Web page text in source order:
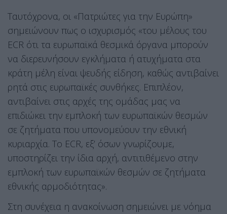
Ταυτόχρονα, οι «Πατριώτες για την Ευρώπη»
σημειώνουν πως ο ισχυρισμός «του μέλους του
ECR ότι τα ευρωπαϊκά θεσμικά όργανα μπορούν
να διερευνήσουν εγκλήματα ή ατυχήματα στα
κράτη μέλη είναι ψευδής είδηση, καθώς αντιβαίνει
ρητά στις ευρωπαϊκές συνθήκες. Επιπλέον,
αντιβαίνει στις αρχές της ομάδας μας να
επιδιώκει την εμπλοκή των ευρωπαϊκών θεσμών
σε ζητήματα που υπονομεύουν την εθνική
κυριαρχία. To ECR, εξ’ όσων γνωρίζουμε,
υποστηρίζει την ίδια αρχή, αντιτιθέμενο στην
εμπλοκή των ευρωπαϊκών θεσμών σε ζητήματα
εθνικής αρμοδιότητας».
Στη συνέχεια η ανακοίνωση σημειώνει με νόημα